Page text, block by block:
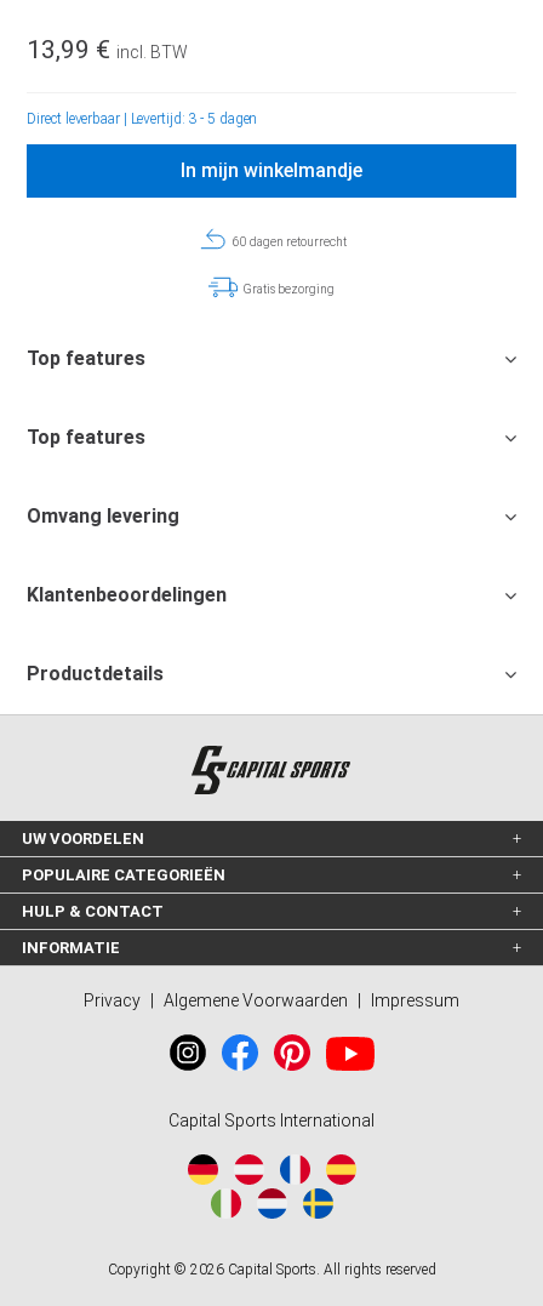
13,99 € incl. BTW
Direct leverbaar Levertijd: 3 - 5 dagen
In mijn winkelmandje
60 dagen retourrecht
Gratis bezorging
Top features
Top features
Omvang levering
Klantenbeoordelingen
Productdetails
UW VOORDELEN
POPULAIRE CATEGORIEËN
HULP & CONTACT
INFORMATIE
Privacy Algemene Voorwaarden Impressum
Capital Sports International
Copyright © 2026 Capital Sports. All rights reserved